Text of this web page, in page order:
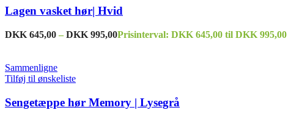
Lagen vasket hør| Hvid
DKK 645,00 – DKK 995,00Prisinterval: DKK 645,00 til DKK 995,00
Sammenligne
Tilføj til ønskeliste
Sengetæppe hør Memory | Lysegrå